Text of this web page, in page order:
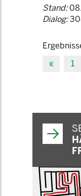
Stand:
Dialog:
«
1